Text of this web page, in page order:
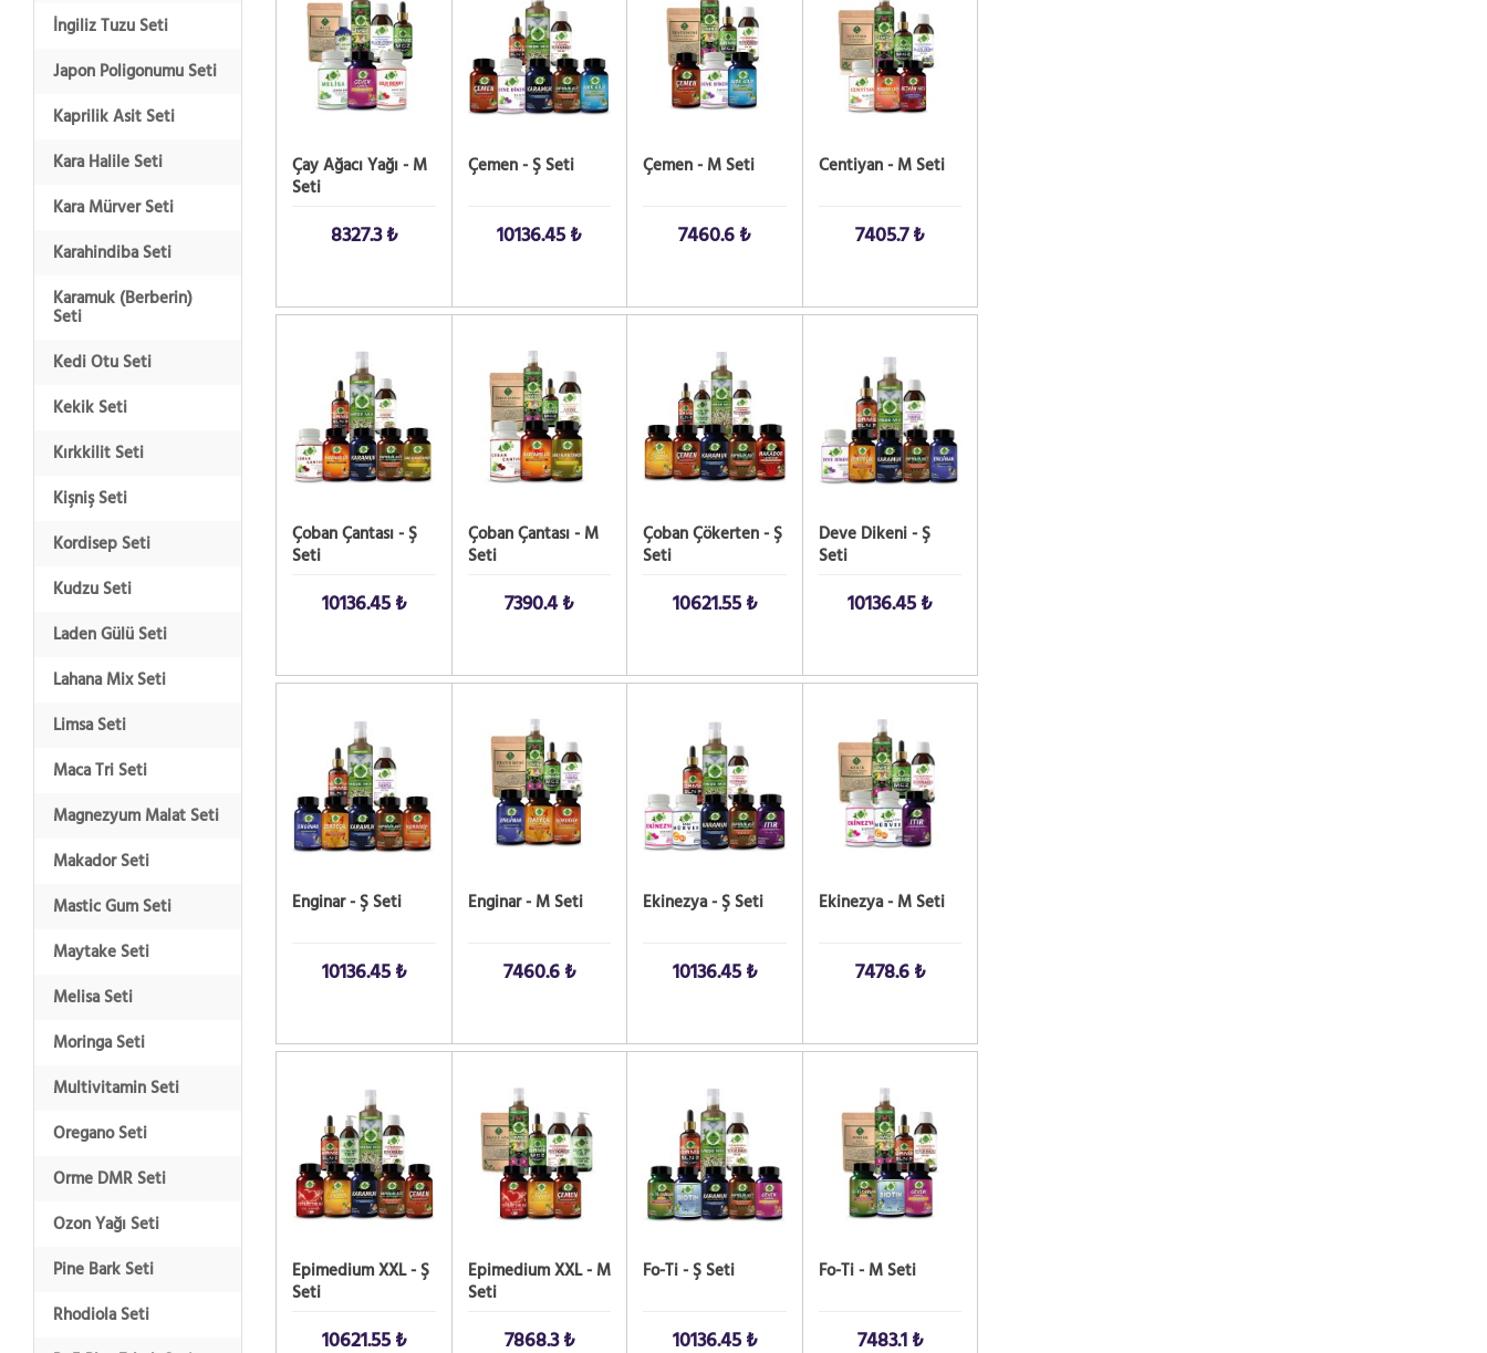
İngiliz Tuzu Seti
Japon Poligonumu Seti
Kaprilik Asit Seti
Kara Halile Seti
Kara Mürver Seti
Karahindiba Seti
Karamuk (Berberin)
Seti
Kedi Otu Seti
Kekik Seti
Kırkkilit Seti
Kişniş Seti
Kordisep Seti
Kudzu Seti
Laden Gülü Seti
Lahana Mix Seti
Limsa Seti
Maca Tri Seti
Magnezyum Malat Seti
Makador Seti
Mastic Gum Seti
Maytake Seti
Melisa Seti
Moringa Seti
Multivitamin Seti
Oregano Seti
Orme DMR Seti
Ozon Yağı Seti
Pine Bark Seti
Rhodiola Seti
Çay Ağacı Yağı - M
Seti
8327.3 ₺
Çemen - Ş Seti
10136.45 ₺
Çemen - M Seti
7460.6 ₺
Centiyan - M Seti
7405.7 ₺
Çoban Çantası - Ş
Seti
10136.45 ₺
Çoban Çantası - M
Seti
7390.4 ₺
Çoban Çökerten - Ş
Seti
10621.55 ₺
Deve Dikeni - Ş
Seti
10136.45 ₺
Enginar - Ş Seti
10136.45 ₺
Enginar - M Seti
7460.6 ₺
Ekinezya - Ş Seti
10136.45 ₺
Ekinezya - M Seti
7478.6 ₺
Epimedium XXL - Ş
Seti
10621.55 ₺
Epimedium XXL - M
Seti
7868.3 ₺
Fo-Ti - Ş Seti
10136.45 ₺
Fo-Ti - M Seti
7483.1 ₺